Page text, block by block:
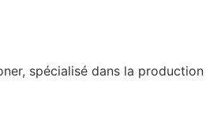
spécialisé dans la